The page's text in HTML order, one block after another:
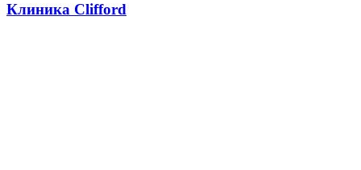
Клиника Clifford